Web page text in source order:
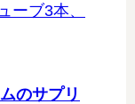
ーブ3本、
のサプリ